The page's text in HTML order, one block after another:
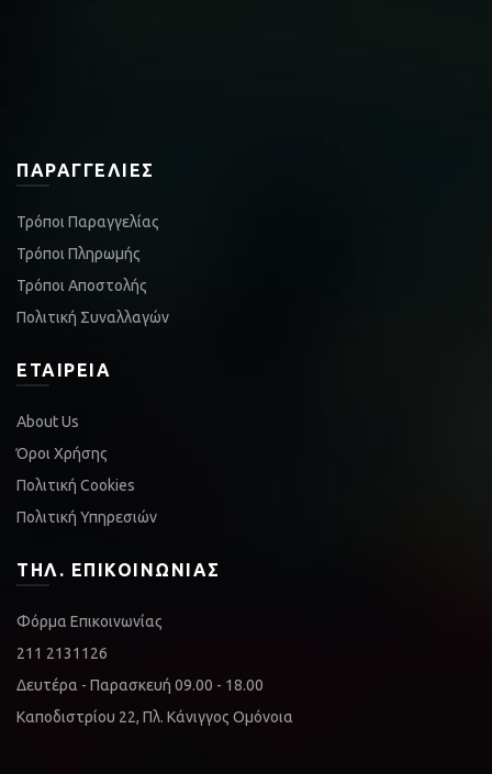
ΠΑΡΑΓΓΕΛΊΕΣ
Τρόποι Παραγγελίας
Τρόποι Πληρωμής
Τρόποι Αποστολής
Πολιτική Συναλλαγών
ΕΤΑΙΡΕΊΑ
About Us
Όροι Χρήσης
Πολιτική Cookies
Πολιτική Υπηρεσιών
ΤΗΛ. ΕΠΙΚΟΙΝΩΝΊΑΣ
Φόρμα Επικοινωνίας
211 2131126
Δευτέρα - Παρασκευή 09.00 - 18.00
Καποδιστρίου 22, Πλ. Κάνιγγος Ομόνοια